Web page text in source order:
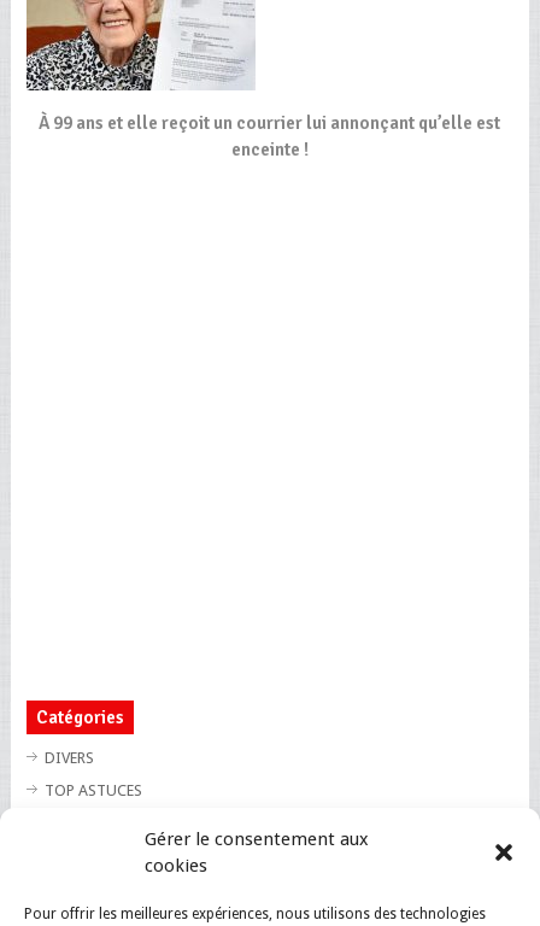
Gérer le consentement aux
cookies
Pour offrir les meilleures expériences, nous utilisons des technologies
À 99 ans et elle reçoit un courrier lui annonçant qu’elle est
enceinte !
Catégories
DIVERS
TOP ASTUCES
TOP INSOLITE